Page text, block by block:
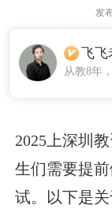
发
飞飞
从教8年
2025上深圳
生们需要提
试。以下是